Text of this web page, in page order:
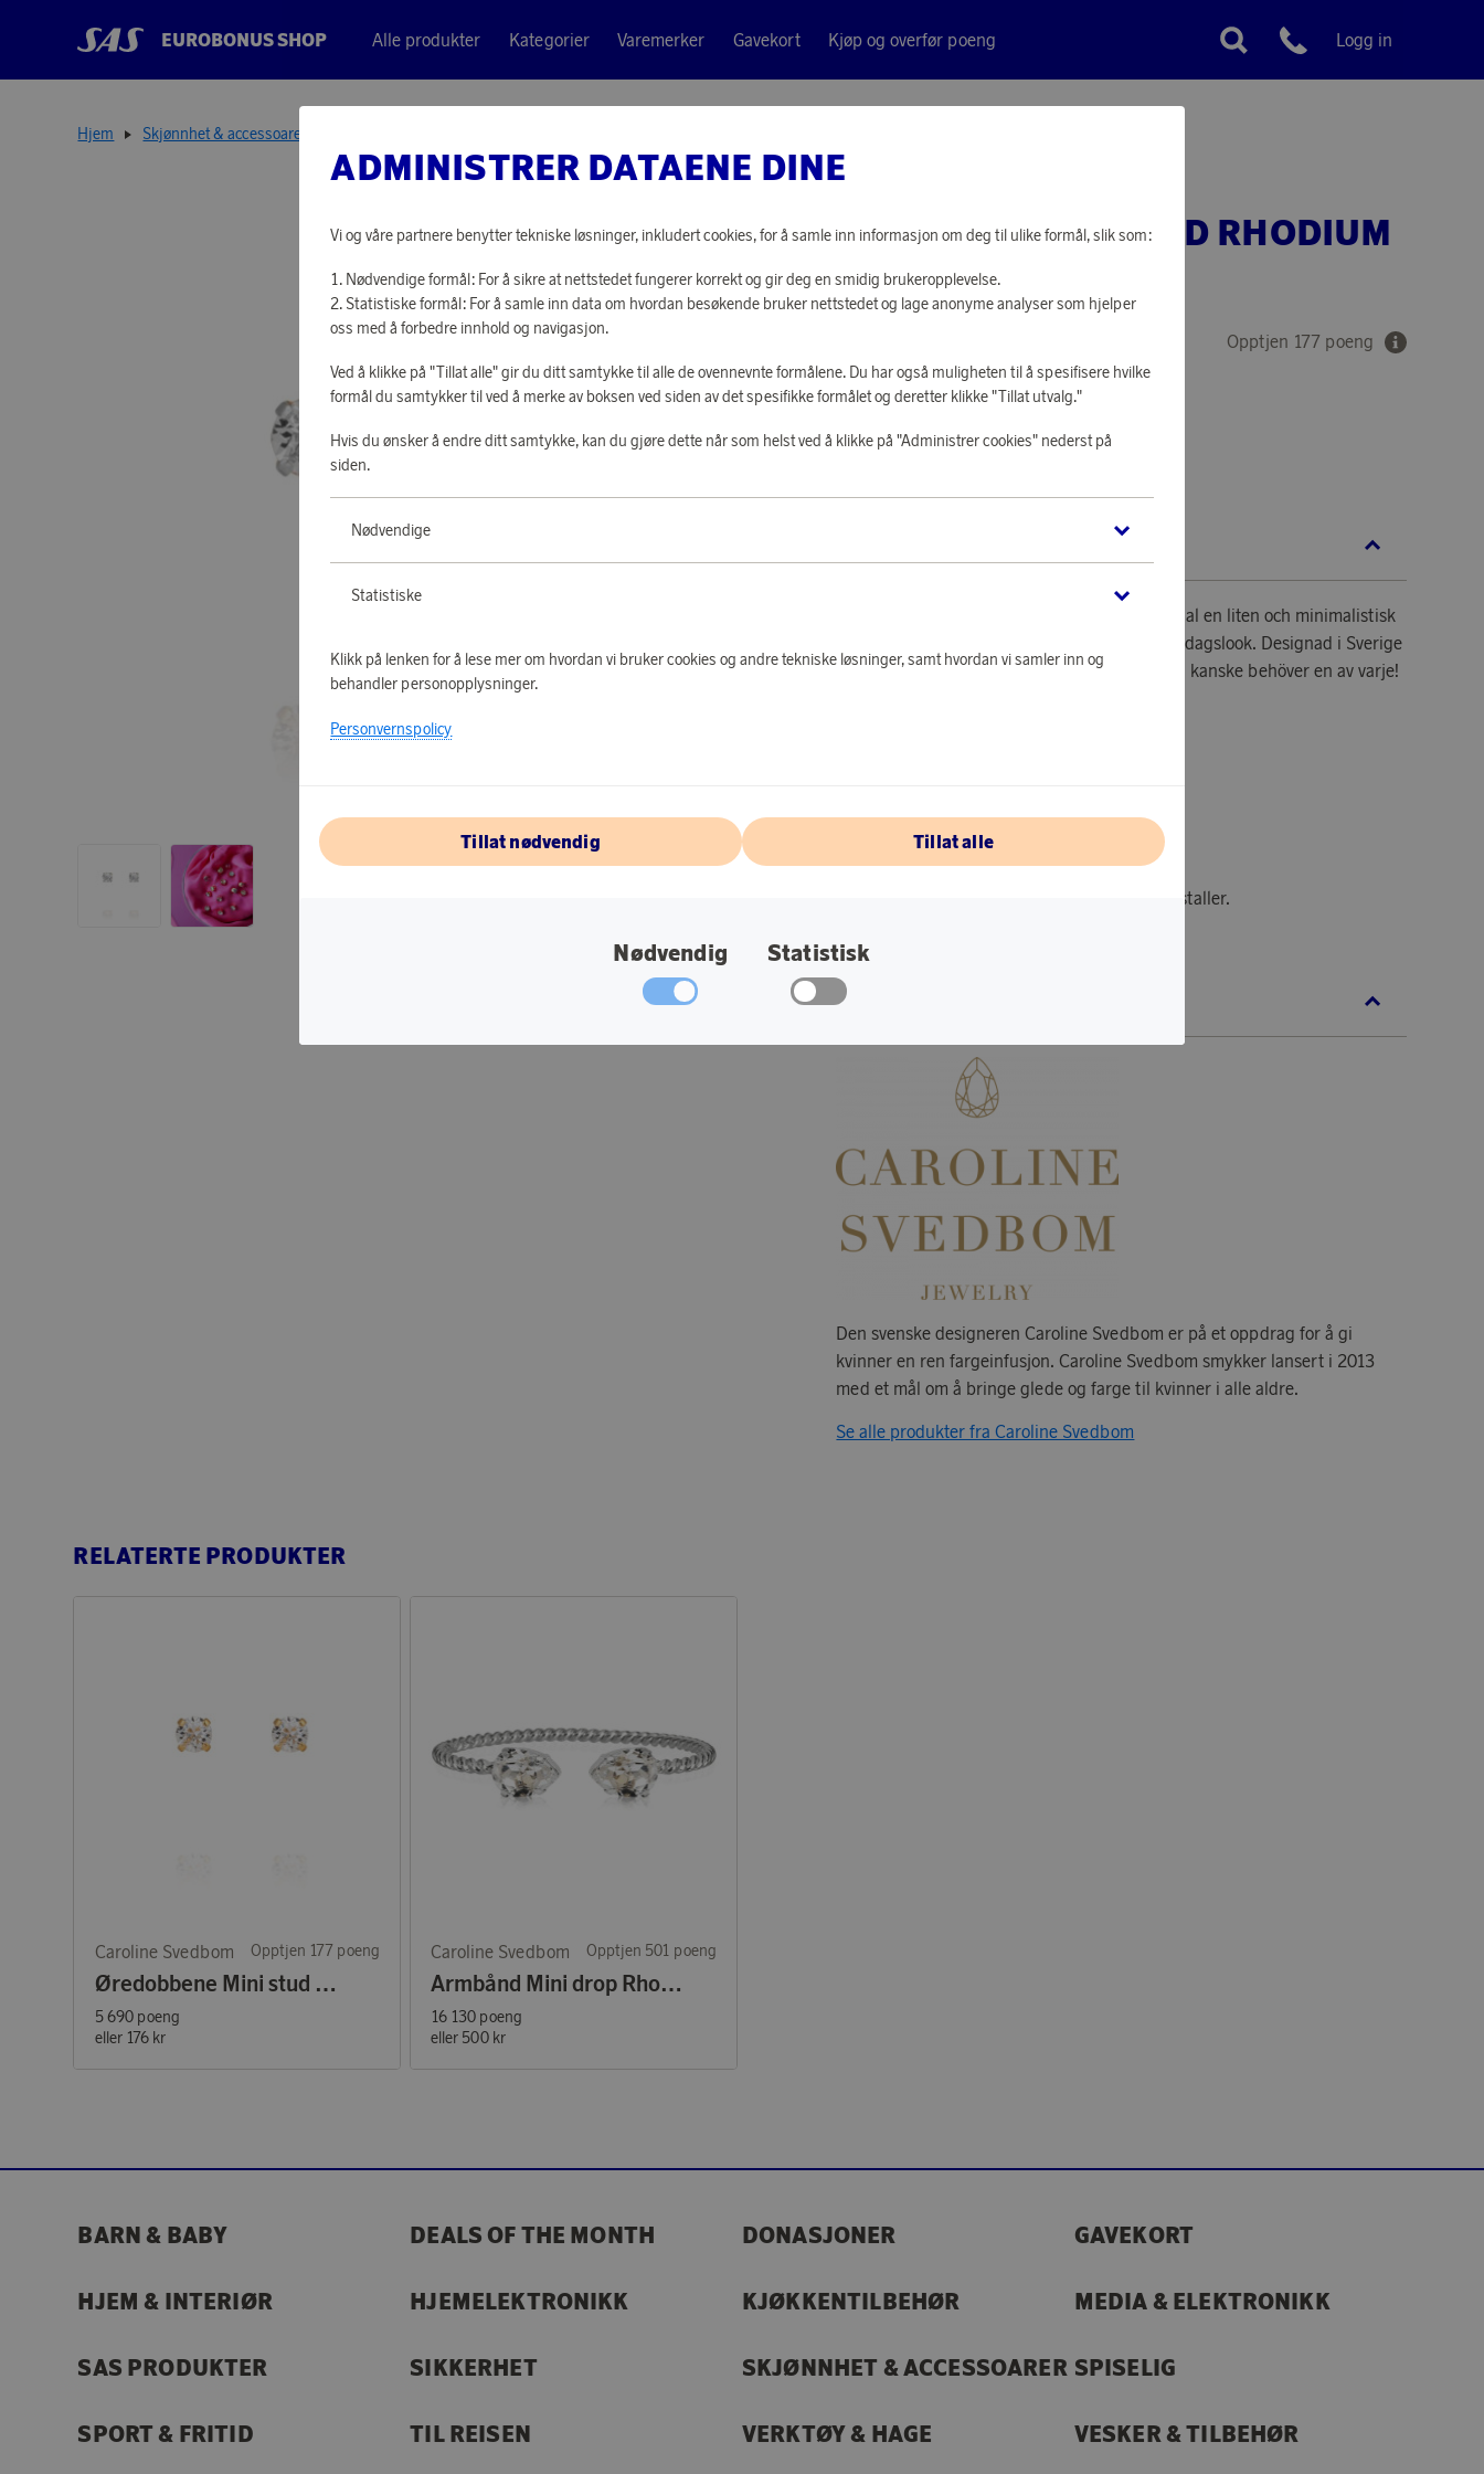
EUROBONUS SHOP Alle produkter Kategorier Varemerker Gavekort Kjøp og overfør poeng Kundeservice
Logg in
Hjem Skjønnhet & accessoarer
Caroline Svedbom
ÖRHÄNGE MINI STUD RHODIUM
CRYSTAL
eller 176 kr
Opptjen 177 poeng
LOGG INN FOR Å HANDLE
Eftersom örhängena Mini Stud Rhodium Crystal en liten och minimalistisk
design är dessa perfekta att styla med din vardagslook. Designad i Sverige
handgjorda i Grekland. Svårt att välja färg? Du kanske behöver en av varje!
Plätering: Rhodium
Tillverkad med världens högsta kvalitet kristaller.
OM CAROLINE SVEDBOM
Den svenske designeren Caroline Svedbom er på et oppdrag for å gi
kvinner en ren fargeinfusjon. Caroline Svedbom smykker lansert i 2013
med et mål om å bringe glede og farge til kvinner i alle aldre.
Se alle produkter fra Caroline Svedbom
RELATERTE PRODUKTER
Caroline Svedbom Opptjen 177 poeng
Øredobbene Mini stud Gold Crystal
5 690 poeng
eller 176 kr
Caroline Svedbom Opptjen 501 poeng
Armbånd Mini drop Rhodium Crystal
16 130 poeng
eller 500 kr
ADMINISTRER DATAENE DINE
Vi og våre partnere benytter tekniske løsninger, inkludert cookies, for å samle inn informasjon om deg til ulike formål, slik som:
Nødvendige formål: For å sikre at nettstedet fungerer korrekt og gir deg en smidig brukeropplevelse.
Statistiske formål: For å samle inn data om hvordan besøkende bruker nettstedet og lage anonyme analyser som hjelper
oss med å forbedre innhold og navigasjon.
Ved å klikke på "Tillat alle" gir du ditt samtykke til alle de ovennevnte formålene. Du har også muligheten til å spesifisere hvilke
formål du samtykker til ved å merke av boksen ved siden av det spesifikke formålet og deretter klikke "Tillat utvalg."
Hvis du ønsker å endre ditt samtykke, kan du gjøre dette når som helst ved å klikke på "Administrer cookies" nederst på
siden.
Nødvendige
Statistiske
Klikk på lenken for å lese mer om hvordan vi bruker cookies og andre tekniske løsninger, samt hvordan vi samler inn og
behandler personopplysninger.
Personvernspolicy
Tillat nødvendig Tillat alle
Nødvendig Statistisk
BARN & BABY DEALS OF THE MONTH DONASJONER GAVEKORT
HJEM & INTERIØR HJEMELEKTRONIKK KJØKKENTILBEHØR MEDIA & ELEKTRONIKK
SAS PRODUKTER SIKKERHET SKJØNNHET & ACCESSOARER SPISELIG
SPORT & FRITID TIL REISEN VERKTØY & HAGE VESKER & TILBEHØR